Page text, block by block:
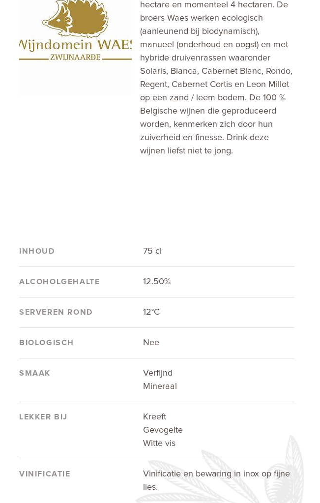
hectare en momenteel 4 hectaren. De
broers Waes werken ecologisch
(aanleunend bij biodynamisch),
manueel (onderhoud en oogst) en met
hybride druivenrassen waaronder
Solaris, Bianca, Cabernet Blanc, Rondo,
Regent, Cabernet Cortis en Leon Millot
op een zand / leem bodem. De 100 %
Belgische wijnen die geproduceerd
worden, kenmerken zich door hun
zuiverheid en finesse. Drink deze
wijnen liefst niet te jong.
INHOUD 75 cl
ALCOHOLGEHALTE 12.50%
SERVEREN ROND 12°C
BIOLOGISCH Nee
SMAAK
Verfijnd
Mineraal
LEKKER BIJ
Kreeft
Gevogelte
Witte vis
VINIFICATIE
Vinificatie en bewaring in inox op fijne
lies.